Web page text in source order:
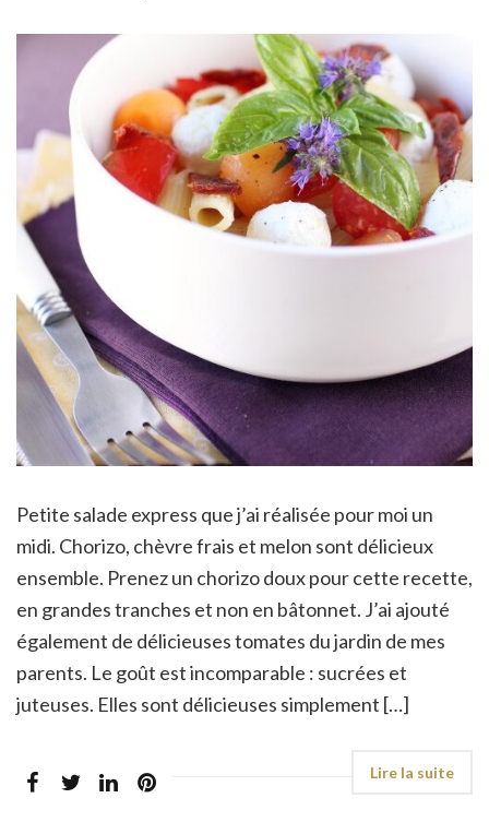
Petite salade express que j’ai réalisée pour moi un
midi. Chorizo, chèvre frais et melon sont délicieux
ensemble. Prenez un chorizo doux pour cette recette,
en grandes tranches et non en bâtonnet. J’ai ajouté
également de délicieuses tomates du jardin de mes
parents. Le goût est incomparable : sucrées et
juteuses. Elles sont délicieuses simplement […]